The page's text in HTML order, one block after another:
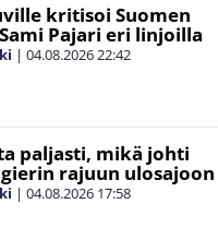
kritisoi Suomen
Pajari eri linjoilla
| 04.08.202622:42
paljasti, mikä johti
rajuun ulosajoon
| 04.08.2026 17:58